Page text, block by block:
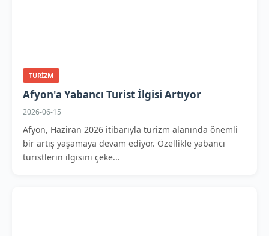
TURIZM
Afyon'a Yabancı Turist İlgisi Artıyor
2026-06-15
Afyon, Haziran 2026 itibarıyla turizm alanında önemli
bir artış yaşamaya devam ediyor. Özellikle yabancı
turistlerin ilgisini çeke...